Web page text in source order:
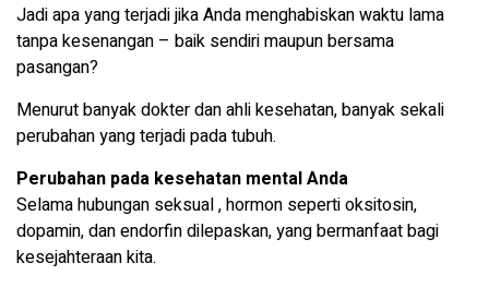
Jadi apa yang terjadi jika Anda menghabiskan waktu lama
tanpa kesenangan – baik sendiri maupun bersama
pasangan?
Menurut banyak dokter dan ahli kesehatan, banyak sekali
perubahan yang terjadi pada tubuh.
Perubahan pada kesehatan mental Anda
Selama hubungan seksual , hormon seperti oksitosin,
dopamin, dan endorfin dilepaskan, yang bermanfaat bagi
kesejahteraan kita.